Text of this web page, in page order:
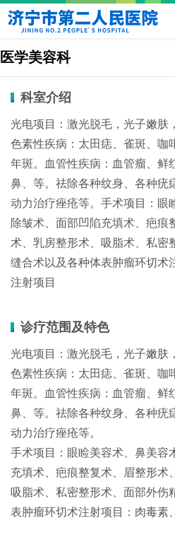
医学美容科
科室介绍
光电项目：激光脱毛，光子嫩肤
色素性疾病：太田痣、雀斑、咖
年斑。血管性疾病：血管瘤、鲜
鼻、等。祛除各种纹身、各种疣
动力治疗痤疮等。手术项目：眼
除皱术、面部凹陷充填术、疤痕
术、乳房整形术、吸脂术、私密
缝合术以及各种体表肿瘤环切术
注射项目
诊疗范围及特色
光电项目：激光脱毛，光子嫩肤
色素性疾病：太田痣、雀斑、咖
年斑。血管性疾病：血管瘤、鲜
鼻、等。祛除各种纹身、各种疣
动力治疗痤疮等。
手术项目：眼睑美容术、鼻美容
充填术、疤痕整复术、眉整形术
吸脂术、私密整形术、面部外伤
表肿瘤环切术注射项目：肉毒素